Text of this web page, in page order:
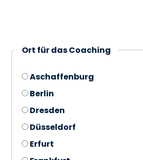
Ort für das Coaching
Aschaffenburg
Berlin
Dresden
Düsseldorf
Erfurt